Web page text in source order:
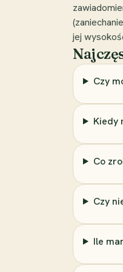
jej
Czy
Kiedy
Co
Czy
Ile